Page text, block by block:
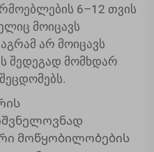
6–12 თვის
მოიცავს
არ მოიცავს
შედეგად მომხდარ
მოწყობილობების